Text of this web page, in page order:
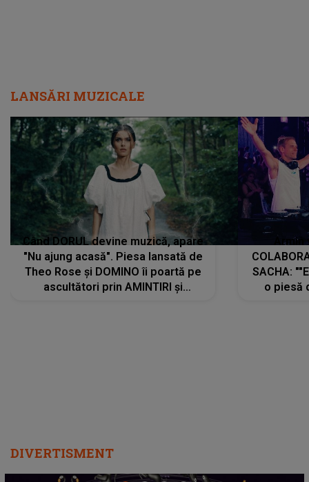
LANSĂRI MUZICALE
Când DORUL devine muzică, apare
"Nu ajung acasă". Piesa lansată de
Theo Rose și DOMINO îi poartă pe
ascultători prin AMINTIRI și
SACHA:
o piesă
DIVERTISMENT